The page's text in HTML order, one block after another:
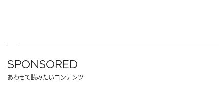
SPONSORED
あわせて読みたいコンテンツ